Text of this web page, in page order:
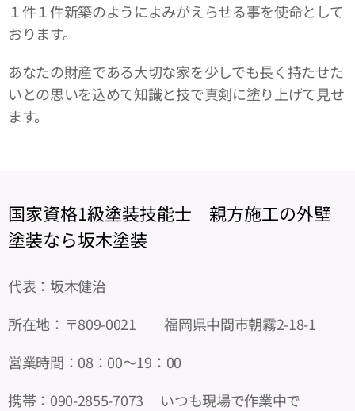
１件１件新築のようによみがえらせる事を使命として
おります。
あなたの財産である大切な家を少しでも長く持たせた
いとの思いを込めて知識と技で真剣に塗り上げて見せ
ます。
国家資格1級塗装技能士
親方施工の外壁
塗装なら坂木塗装
代表：坂木健治
所在地：〒809-0021 福岡県中間市朝霧2-18-1
営業時間：08：00～19：00
携帯：090-2855-7073 いつも現場で作業中で